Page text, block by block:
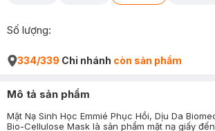
Số lượng:
334/339 Chi nhánh còn sản phẩm
Mô tả sản phẩm
Mặt Nạ Sinh Học Emmié Phục Hồi, Dịu Da
Bio-Cellulose Mask là sản phẩm mặt nạ giấy